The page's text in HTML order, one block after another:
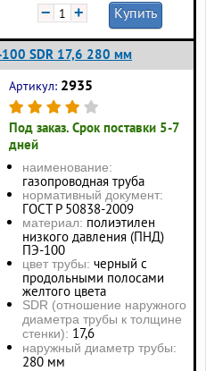
− + Купить
SDR 17,6 280 мм
Артикул: 2935
Под заказ. Срок поставки 5-7
дней
наименование:
газопроводная труба
нормативный документ:
ГОСТ Р 50838-2009
материал: полиэтилен
низкого давления (ПНД)
ПЭ-100
цвет трубы: черный с
продольными полосами
желтого цвета
SDR (отношение наружного
диаметра трубы к толщине
стенки): 17,6
наружный диаметр трубы:
280 мм